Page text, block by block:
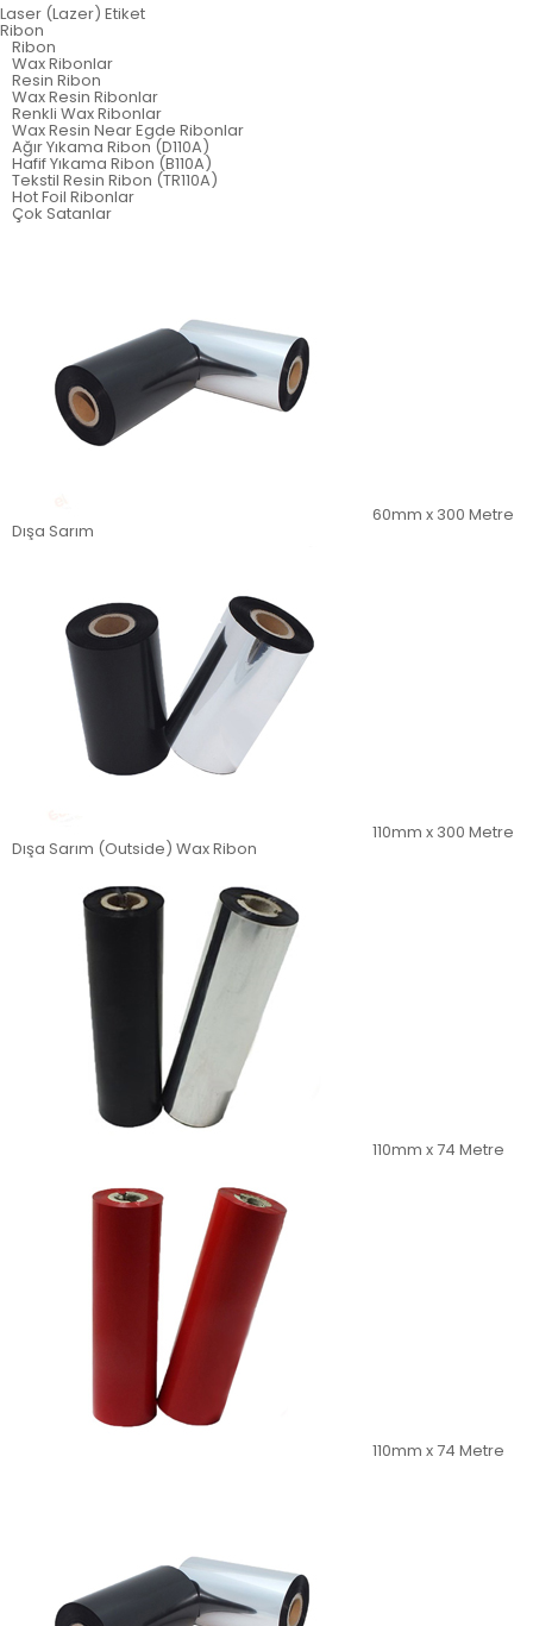
Laser (Lazer) Etiket
Ribon
Ribon
Wax Ribonlar
Resin Ribon
Wax Resin Ribonlar
Renkli Wax Ribonlar
Wax Resin Near Egde Ribonlar
Ağır Yıkama Ribon (D110A)
Hafif Yıkama Ribon (B110A)
Tekstil Resin Ribon (TR110A)
Hot Foil Ribonlar
Çok Satanlar
60mm x 300 Metre
Dışa Sarım
110mm x 300 Metre
Dışa Sarım (Outside) Wax Ribon
110mm x 74 Metre
110mm x 74 Metre